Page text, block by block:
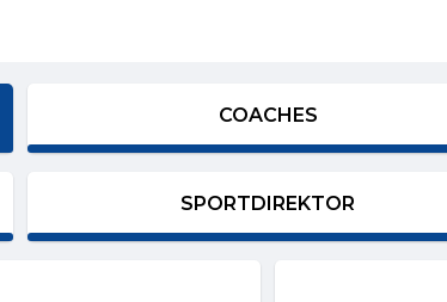
COACHES
SPORTDIREKTOR